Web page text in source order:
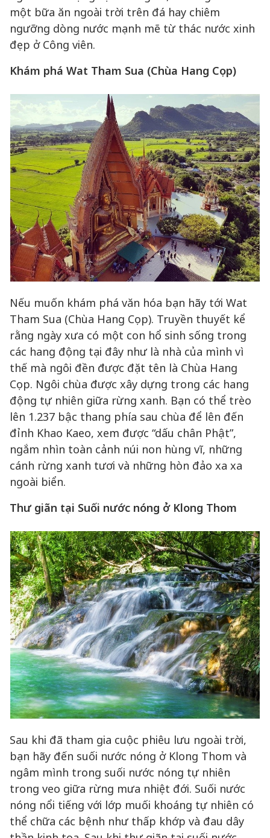
một bữa ăn ngoài trời trên đá hay chiêm
ngưỡng dòng nước mạnh mẽ từ thác nước xinh
đẹp ở Công viên.
Khám phá Wat Tham Sua (Chùa Hang Cọp)
Nếu muốn khám phá văn hóa bạn hãy tới Wat
Tham Sua (Chùa Hang Cọp). Truyền thuyết kể
rằng ngày xưa có một con hổ sinh sống trong
các hang động tại đây như là nhà của mình vì
thế mà ngôi đền được đặt tên là Chùa Hang
Cọp. Ngôi chùa được xây dựng trong các hang
động tự nhiên giữa rừng xanh. Bạn có thể trèo
lên 1.237 bậc thang phía sau chùa để lên đến
đỉnh Khao Kaeo, xem được “dấu chân Phật”,
ngắm nhìn toàn cảnh núi non hùng vĩ, những
cánh rừng xanh tươi và những hòn đảo xa xa
ngoài biển.
Thư giãn tại Suối nước nóng ở Klong Thom
Sau khi đã tham gia cuộc phiêu lưu ngoài trời,
bạn hãy đến suối nước nóng ở Klong Thom và
ngâm mình trong suối nước nóng tự nhiên
trong veo giữa rừng mưa nhiệt đới. Suối nước
nóng nổi tiếng với lớp muối khoáng tự nhiên có
thể chữa các bệnh như thấp khớp và đau dây